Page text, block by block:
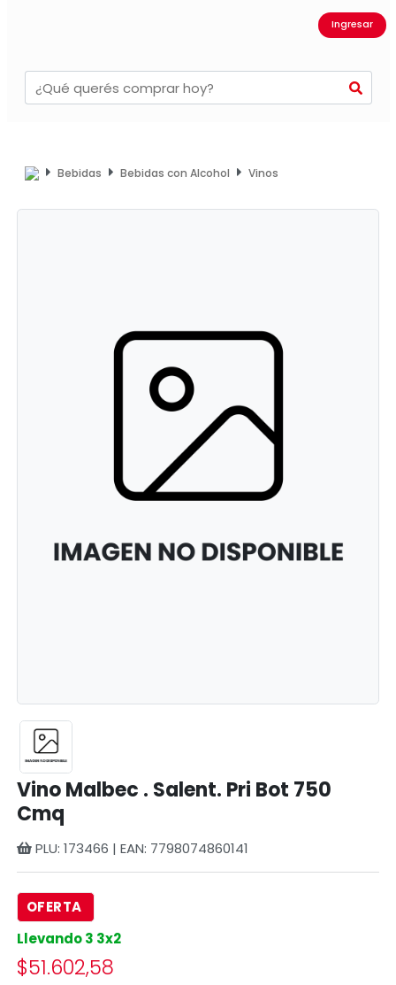
Ingresar
Bebidas Bebidas con Alcohol Vinos
Vino Malbec . Salent. Pri Bot 750
Cmq
PLU: 173466 | EAN: 7798074860141
OFERTA
Llevando 3 3x2
$51.602,58